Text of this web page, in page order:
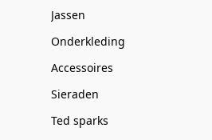
Jassen
Onderkleding
Accessoires
Sieraden
Ted sparks